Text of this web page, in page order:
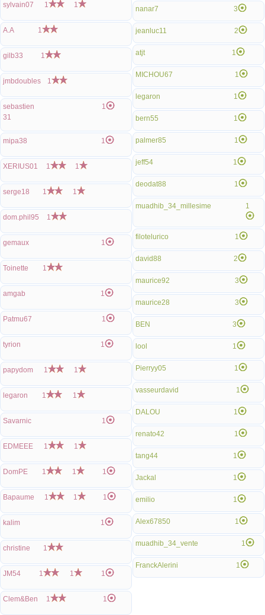
sylvain07 1 1
A.A 1
gilb33 1
jmbdoubles 1
sebastien
31
1
mipa38 1
XERIUS01 1 1
serge18 1 1
dom.phil95 1
gemaux 1
Toinette 1
amgab 1
Patmu67 1
tyrion 1
papydom 1 1
legaron 1 1
Savarnic 1
EDMEEE 1 1
DomPE 1 1 1
Bapaume 1 1 1
kalim 1
christine 1
JM54 1 1 1
Clem&Ben 1 1
nanar7 3
jeanluc11 2
atjt 1
MICHOU67 1
legaron 1
bern55 1
palmer85 1
jeff54 1
deodat88 1
muadhib_34_millesime 1
filotelurico 1
david88 2
maurice92 3
maurice28 3
BEN 3
lool 1
Pierryy05 1
vasseurdavid 1
DALOU 1
renato42 1
tang44 1
Jackal 1
emilio 1
Alex67850 1
muadhib_34_vente 1
FranckAlerini 1